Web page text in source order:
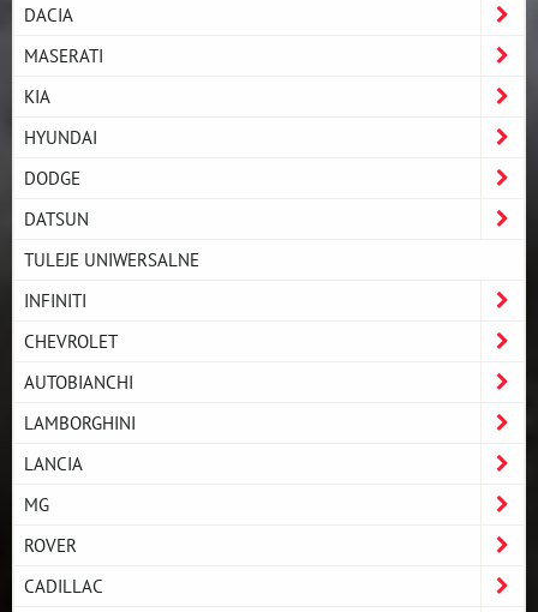
DACIA
MASERATI
KIA
HYUNDAI
DODGE
DATSUN
TULEJE UNIWERSALNE
INFINITI
CHEVROLET
AUTOBIANCHI
LAMBORGHINI
LANCIA
MG
ROVER
CADILLAC